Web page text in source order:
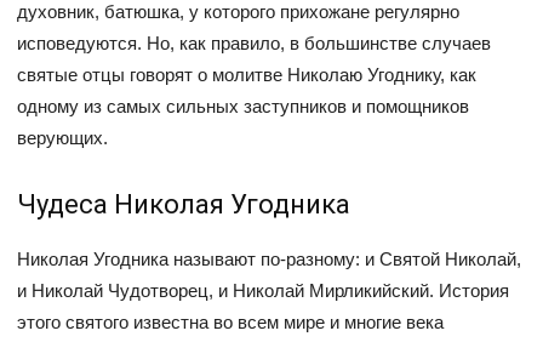
духовник, батюшка, у которого прихожане регулярно
исповедуются. Но, как правило, в большинстве случаев
святые отцы говорят о молитве Николаю Угоднику, как
одному из самых сильных заступников и помощников
верующих.
Чудеса Николая Угодника
Николая Угодника называют по-разному: и Святой Николай,
и Николай Чудотворец, и Николай Мирликийский. История
этого святого известна во всем мире и многие века